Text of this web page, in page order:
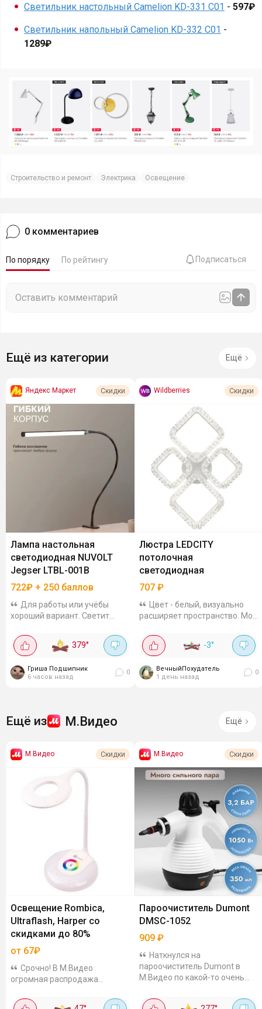
Светильник настольный Camelion KD-331 C01 - 597₽
Светильник напольный Camelion KD-332 C01 -
1289₽
Строительство и ремонт Электрика Освещение
0 комментариев
По порядку По рейтингу Подписаться
Ещё из категории Ещё
Яндекс Маркет Скидки
Лампа настольная
светодиодная NUVOLT
Jegser LTBL-001B
722₽ + 250 баллов
Для работы или учёбы
хороший вариант. Светит
режимов света, ножка гибкая
с креплением на прищепку,
рубля, а еще начислят...
379°
Гриша Подшипник
6 часов назад
0
Wildberries Скидки
Люстра LEDCITY
потолочная
светодиодная
707 ₽
Цвет - белый, визуально
расширяет пространство. Моя
выглядеть больше. Пульт в
комплекте. Можно делать
яркий...
-3°
ВечныйПохудатель
1 день назад
0
Ещё из М.Видео Ещё
М.Видео Скидки
Освещение Rombica,
Ultraflash, Harper со
скидками до 80%
от 67₽
Срочно! В М.Видео
огромная распродажа
скидками до 80%. Заходи в
М.Видео Скидки
Пароочиститель Dumont
DMSC-1052
909 ₽
Наткнулся на
пароочиститель Dumont в
М.Видео по какой-то очень
бонусами - дёшево. У него